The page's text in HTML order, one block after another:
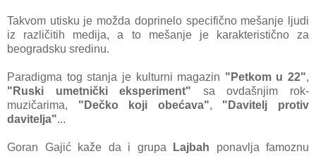
Takvom utisku je možda doprinelo specifično mešanje ljudi
iz različitih medija, a to mešanje je karakteristično za
beogradsku sredinu.
Paradigma tog stanja je kulturni magazin "Petkom u 22",
"Ruski umetnički eksperiment" sa ovdašnjim rok-
muzičarima, "Dečko koji obećava", "Davitelj protiv
davitelja"...
Goran Gajić kaže da i grupa Lajbah ponavlja famoznu